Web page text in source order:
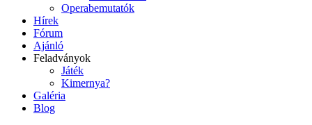
Operabemutatók
Hírek
Fórum
Ajánló
Feladványok
Játék
Kimernya?
Galéria
Blog